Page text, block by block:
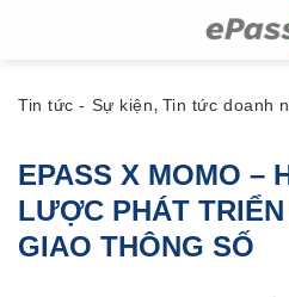
Tin tức - Sự kiện, Tin tức doanh
EPASS X MOMO –
LƯỢC PHÁT
GIAO THÔNG SỐ